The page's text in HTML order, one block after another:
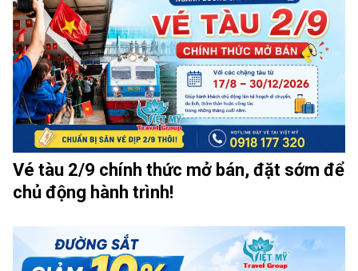
Vé tàu 2/9 chính thức mở bán, đặt sớm để
chủ động hành trình!